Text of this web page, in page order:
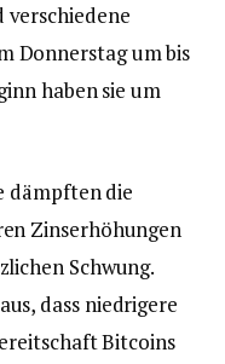
verschiedene
Donnerstag um bis
haben sie um
dämpften die
Zinserhöhungen
Schwung.
dass niedrigere
Bitcoins